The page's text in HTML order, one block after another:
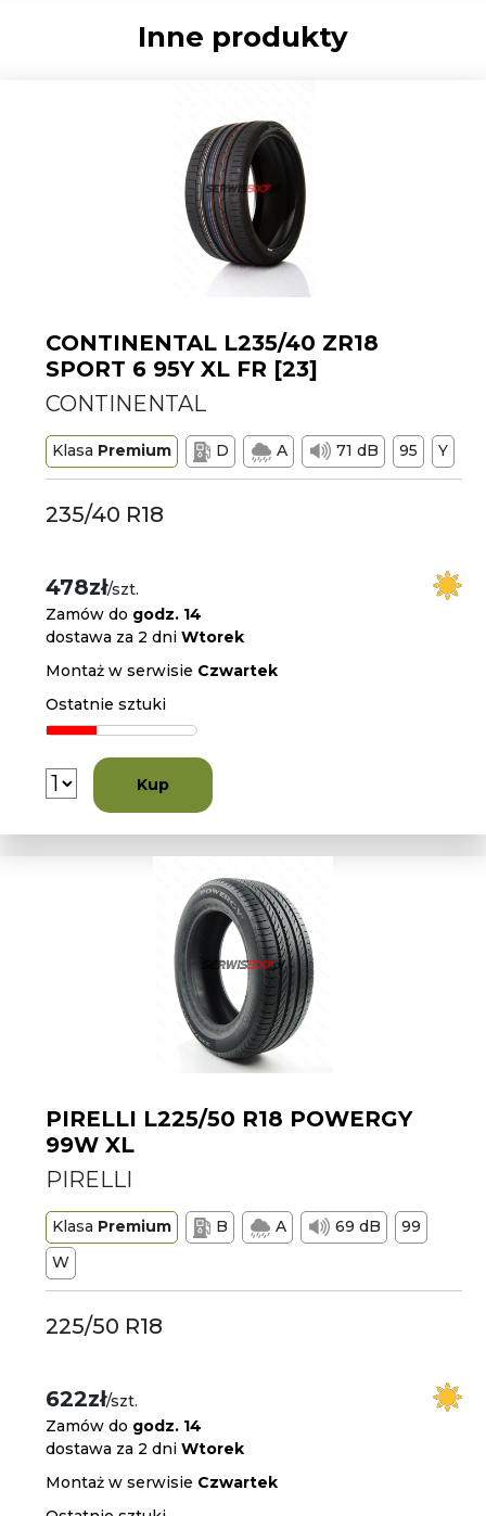
Inne produkty
CONTINENTAL L235/40 ZR18
SPORT 6 95Y XL FR [23]
CONTINENTAL
Klasa Premium D A 71 dB 95 Y
235/40 R18
478zł/szt.
Zamów do godz. 14
dostawa za 2 dniWtorek
Montaż w serwisie Czwartek
Ostatnie sztuki
Kup
PIRELLI L225/50 R18 POWERGY
99W XL
PIRELLI
Klasa Premium B A 69 dB
99
W
225/50 R18
622zł/szt.
Zamów do godz. 14
dostawa za 2 dniWtorek
Montaż w serwisie Czwartek